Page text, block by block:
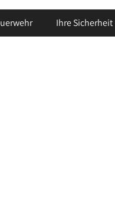
Ihre Sicherheit